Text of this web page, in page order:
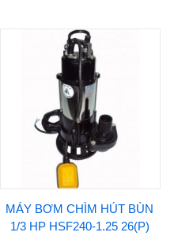
MÁY BƠM CHÌM HÚT BÙN
1/3 HP HSF240-1.25 26(P)